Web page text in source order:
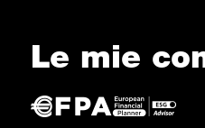
Le mie